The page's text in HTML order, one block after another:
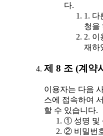
다.
1. 다
청을
2. 이
재하
제 8 조 (계약
이용자는 다음
스에 접속하여
할 수 있습니다.
① 성명 및
② 비밀번